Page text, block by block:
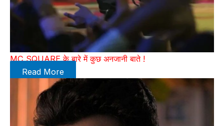
MC SQUARE के बारे में कुछ अनजानी बाते !
Read More